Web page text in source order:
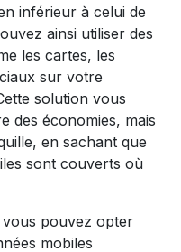
inférieur à celui de
ainsi utiliser des
les cartes, les
sur votre
solution vous
des économies, mais
en sachant que
sont couverts où
pouvez opter
mobiles